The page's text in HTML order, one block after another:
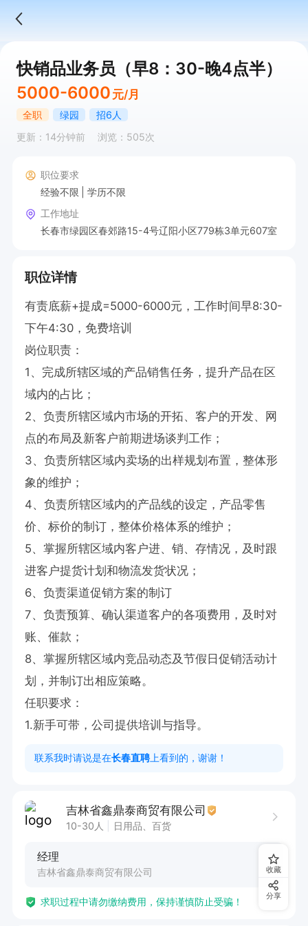
快销品业务员（早8：30-晚4点半）
5000-6000 元/月
全职 绿园
招6人
更新：14分钟前
浏览：505次
职位要求
经验不限
学历不限
工作地址
长春市绿园区春郊路15-4号辽阳小区779栋3单元607室
职位详情
有责底薪+提成=5000-6000元，工作时间早8:30-
下午4:30，免费培训
岗位职责：
1、完成所辖区域的产品销售任务，提升产品在区
域内的占比；
2、负责所辖区域内市场的开拓、客户的开发、网
点的布局及新客户前期进场谈判工作；
3、负责所辖区域内卖场的出样规划布置，整体形
象的维护；
4、负责所辖区域内的产品线的设定，产品零售
价、标价的制订，整体价格体系的维护；
5、掌握所辖区域内客户进、销、存情况，及时跟
进客户提货计划和物流发货状况；
6、负责渠道促销方案的制订
7、负责预算、确认渠道客户的各项费用，及时对
账、催款；
8、掌握所辖区域内竞品动态及节假日促销活动计
划，并制订出相应策略。
任职要求：
1.新手可带，公司提供培训与指导。
联系我时请说是在长春直聘 上看到的，谢谢！
吉林省鑫鼎泰商贸有限公司
10-30人 日用品、百货
经理
吉林省鑫鼎泰商贸有限公司
求职过程中请勿缴纳费用，保持谨慎防止受骗！
收藏
分享